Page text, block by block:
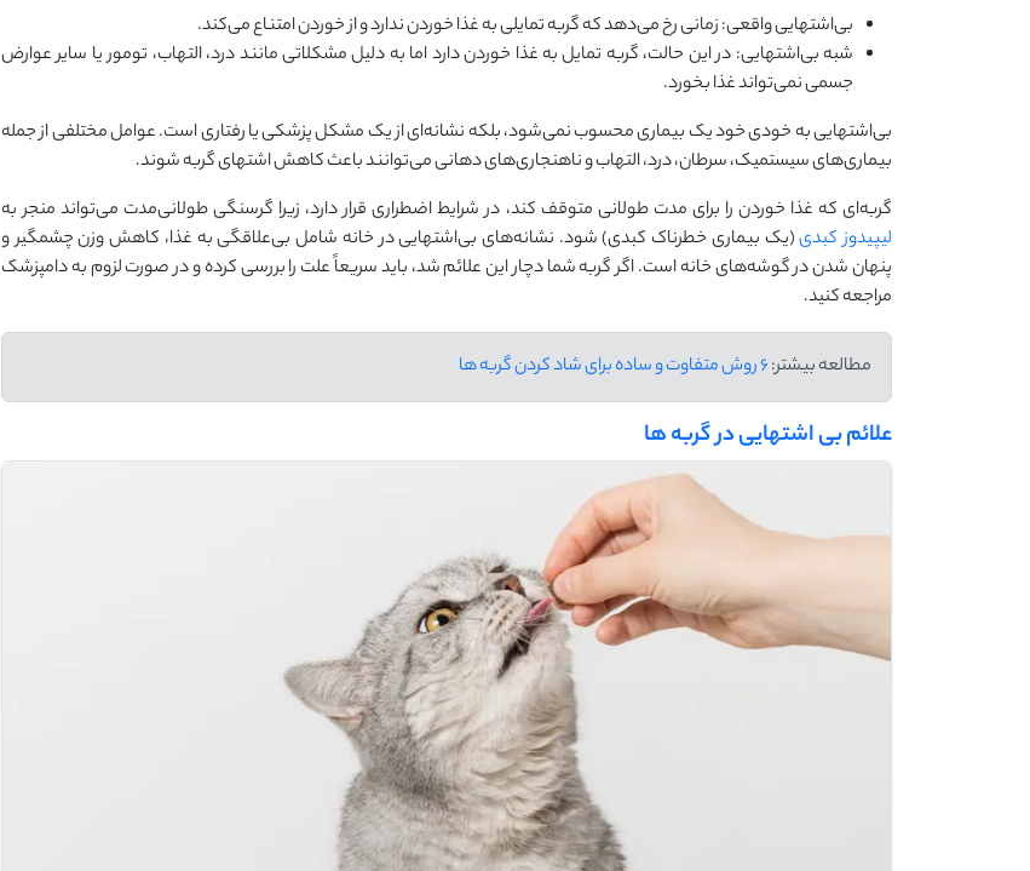
بی‌اشتهایی واقعی: زمانی رخ می‌دهد که گربه تمایلی به غذا خوردن ندارد و از خوردن امتناع می‌کند.
شبه بی‌اشتهایی: در این حالت، گربه تمایل به غذا خوردن دارد اما به دلیل مشکلاتی مانند درد، التهاب، تومور یا سایر عوارض
جسمی نمی‌تواند غذا بخورد.
بی‌اشتهایی به خودی خود یک بیماری محسوب نمی‌شود، بلکه نشانه‌ای از یک مشکل پزشکی یا رفتاری است. عوامل مختلفی از جمله
بیماری‌های سیستمیک، سرطان، درد، التهاب و ناهنجاری‌های دهانی می‌توانند باعث کاهش اشتهای گربه شوند.
گربه‌ای که غذا خوردن را برای مدت طولانی متوقف کند، در شرایط اضطراری قرار دارد، زیرا گرسنگی طولانی‌مدت می‌تواند منجر به
لیپیدوز کبدی(یک بیماری خطرناک کبدی) شود. نشانه‌های بی‌اشتهایی در خانه شامل بی‌علاقگی به غذا، کاهش وزن چشمگیر و
پنهان شدن در گوشه‌های خانه است. اگر گربه شما دچار این علائم شد، باید سریعاً علت را بررسی کرده و در صورت لزوم به دامپزشک
مراجعه کنید.
مطالعه بیشتر:6 روش متفاوت و ساده برای شاد کردن گربه ها
علائم بی ‌اشتهایی در گربه ‌ها